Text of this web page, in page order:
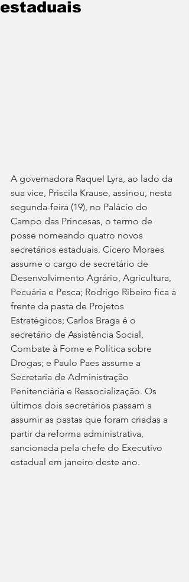
estaduais
A governadora Raquel Lyra, ao lado da
sua vice, Priscila Krause, assinou, nesta
segunda-feira (19), no Palácio do
Campo das Princesas, o termo de
posse nomeando quatro novos
secretários estaduais. Cícero Moraes
assume o cargo de secretário de
Desenvolvimento Agrário, Agricultura,
Pecuária e Pesca; Rodrigo Ribeiro fica à
frente da pasta de Projetos
Estratégicos; Carlos Braga é o
secretário de Assistência Social,
Combate à Fome e Política sobre
Drogas; e Paulo Paes assume a
Secretaria de Administração
Penitenciária e Ressocialização. Os
últimos dois secretários passam a
assumir as pastas que foram criadas a
partir da reforma administrativa,
sancionada pela chefe do Executivo
estadual em janeiro deste ano.